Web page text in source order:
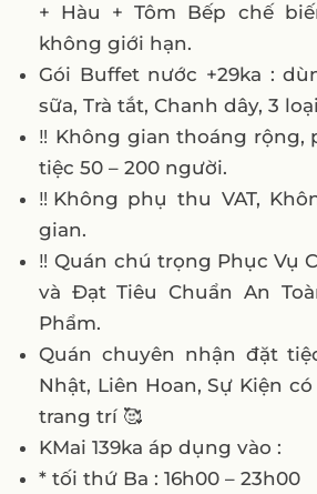
+ Hàu + Tôm Bếp chế
không giới hạn.
Gói Buffet nước +29ka :
sữa, Trà tắt, Chanh dây, 3
‼️ Không gian thoáng rộng,
tiệc 50 – 200 người.
‼️Không phụ thu VAT,
gian.
‼️ Quán chú trọng Phục Vụ
và Đạt Tiêu Chuẩn An
Phẩm.
Quán chuyên nhận đặt
Nhật, Liên Hoan, Sự Kiện
trang trí 🥰
KMai 139ka áp dụng vào :
* tối thứ Ba : 16h00 – 23h00